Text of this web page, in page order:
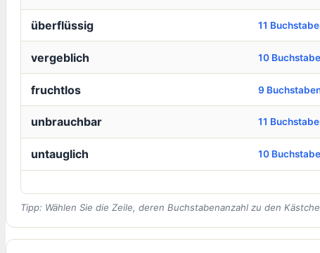
überflüssig 11
vergeblich 10
fruchtlos 9
unbrauchbar 11
untauglich 10
Tipp: Wählen Sie die Zeile, deren Buchstabenanzahl zu den